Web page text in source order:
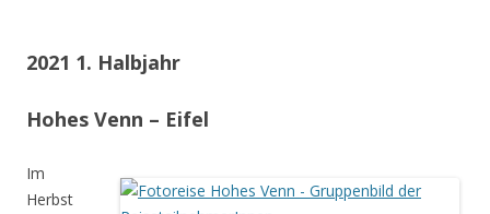
2021 1. Halbjahr
Hohes Venn – Eifel
Im
Herbst